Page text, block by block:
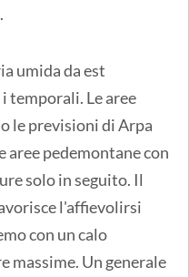
umida da est
temporali. Le aree
le previsioni di Arpa
aree pedemontane con
solo in seguito. Il
l'affievolirsi
con un calo
Un generale